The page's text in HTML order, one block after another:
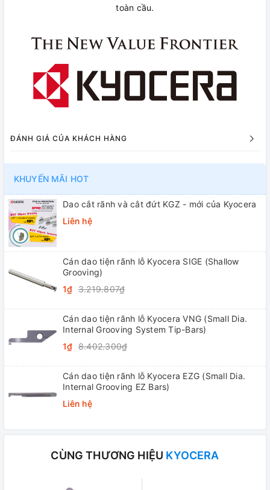
toàn cầu.
ĐÁNH GIÁ CỦA KHÁCH HÀNG
KHUYẾN MÃI HOT
Dao cắt rãnh và cắt đứt KGZ - mới của Kyocera
Liên hệ
Cán dao tiện rãnh lỗ Kyocera SIGE (Shallow
Grooving)
1₫ 3.219.807₫
Cán dao tiện rãnh lỗ Kyocera VNG (Small Dia.
Internal Grooving System Tip-Bars)
1₫ 8.402.300₫
Cán dao tiện rãnh lỗ Kyocera EZG (Small Dia.
Internal Grooving EZ Bars)
Liên hệ
CÙNG THƯƠNG HIỆU KYOCERA